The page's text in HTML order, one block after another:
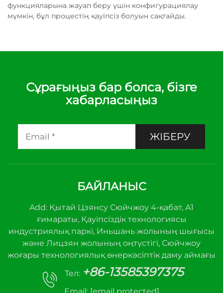
функцияларына жауап беру үшін конфигурациялау
мүмкін, бұл процестің қауіпсіз болуын сақтайды.
Сұрағыңыз бар болса, бізге
хабарласыңыз
ЖІБЕРУ
БАЙЛАНЫС
Add: Қытай Цзянсу Сюйчжоу 4-қабат, А1
ғимараты, Қауіпсіздік технологиясы
индустриялық паркі, Иньшань жолының шығысы
және Лицзян жолының оңтүстігі, Сюйчжоу
жоғары технологиялық өнеркәсіптік даму аймағы
Тел: +86-13585397375